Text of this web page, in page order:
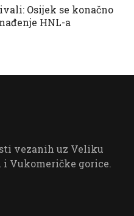
Osijek se konačno
HNL-a
vezanih uz Veliku
i Vukomeričke gorice.